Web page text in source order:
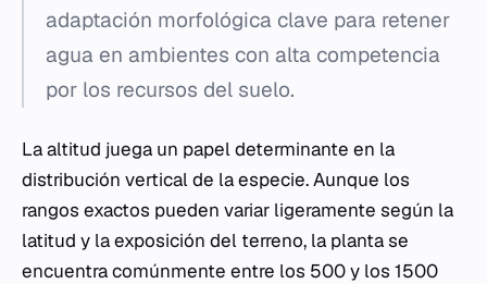
adaptación morfológica clave para retener
agua en ambientes con alta competencia
por los recursos del suelo.
La altitud juega un papel determinante en la
distribución vertical de la especie. Aunque los
rangos exactos pueden variar ligeramente según la
latitud y la exposición del terreno, la planta se
encuentra comúnmente entre los 500 y los 1500